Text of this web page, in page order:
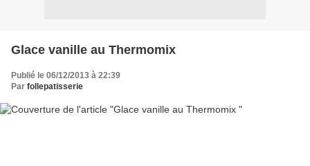
Glace vanille au Thermomix
Publié le 06/12/2013 à 22:39
Par follepatisserie